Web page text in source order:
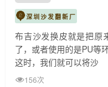
深圳沙发翻新厂
布吉沙发换皮就是把原
了，或者使用的是PU等
这时，我们就可以将沙
156次